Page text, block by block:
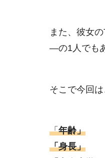
また、彼女
―の1人でも
そこで今回
「年齢」
「身長」